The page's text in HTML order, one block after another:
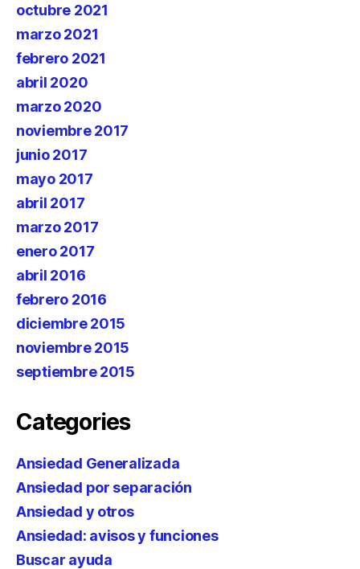
octubre 2021
marzo 2021
febrero 2021
abril 2020
marzo 2020
noviembre 2017
junio 2017
mayo 2017
abril 2017
marzo 2017
enero 2017
abril 2016
febrero 2016
diciembre 2015
noviembre 2015
septiembre 2015
Categories
Ansiedad Generalizada
Ansiedad por separación
Ansiedad y otros
Ansiedad: avisos y funciones
Buscar ayuda